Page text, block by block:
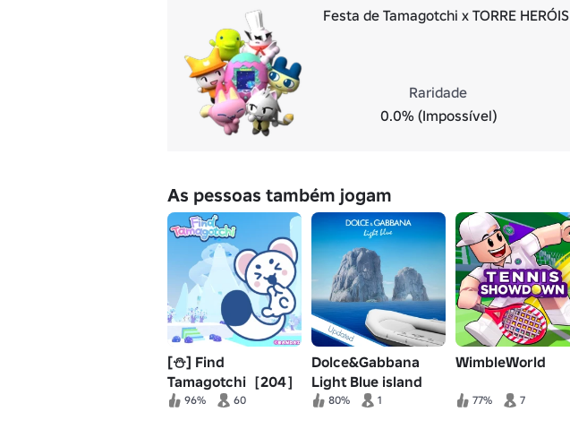
Festa de Tamagotchi x TORRE HERÓIS
Raridade
0.0% (Impossível)
As pessoas também jogam
[⛄] Find
Tamagotchi［204］
96% 60
Dolce&Gabbana
Light Blue island
80% 1
WimbleWorld
77% 7